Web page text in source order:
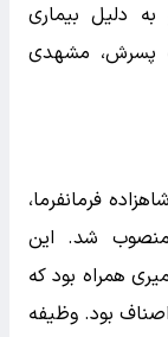
دلیل بیماری
پسرش، مشهدی
فرمانفرما،
منصوب شد. این
همراه بود که
بود. وظیفه